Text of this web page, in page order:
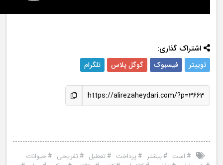
اشتراک گذاری:
توییتر فیسبوک گوگل پلاس تلگرام
https://alirezaheydari.com/?p=3663
#است #بیشتر #پرداخت #تعطیل #تفریحی #حیوانات